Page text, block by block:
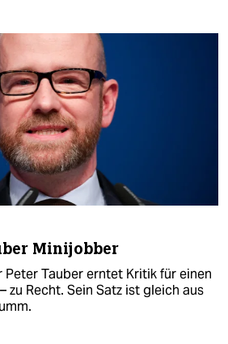
Minijobber
Peter Tauber erntet Kritik für einen
zu Recht. Sein Satz ist gleich aus